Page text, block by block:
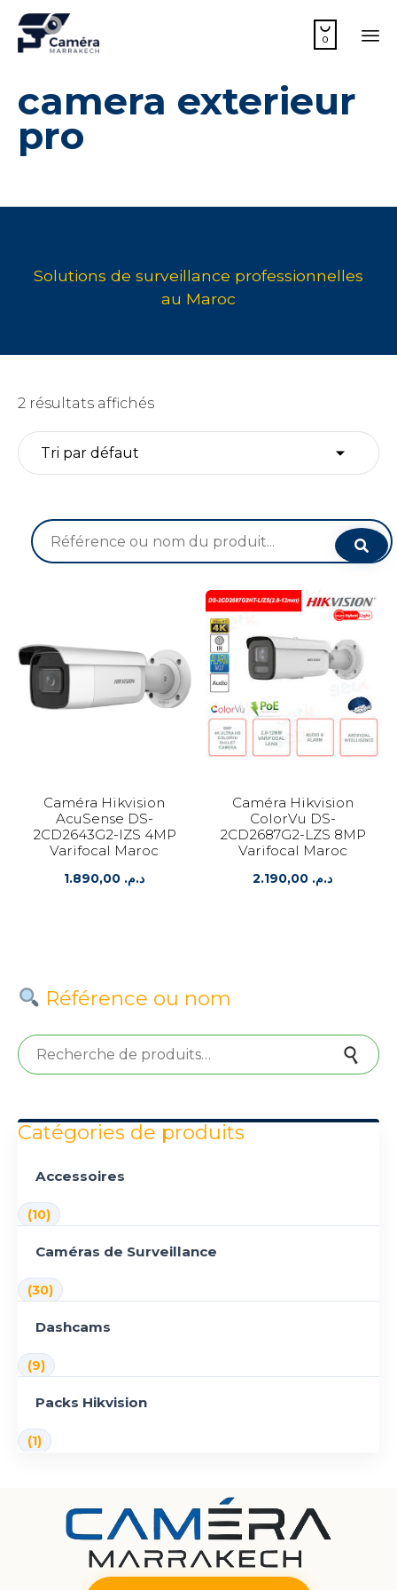

0
camera exterieur
pro
2 résultats affichés
Recherche
pour :
Caméra Hikvision
AcuSense DS-
2CD2643G2-IZS 4MP
Varifocal Maroc
د.م.
Caméra Hikvision
ColorVu DS-
2CD2687G2-LZS 8MP
Varifocal Maroc
د.م.
Référence ou nom
Recherche pour :
Catégories de produits
Accessoires
(10)
Caméras de Surveillance
(30)
Dashcams
(9)
Packs Hikvision
(1)